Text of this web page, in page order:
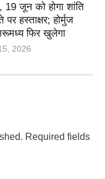
जून को होगा शांति
हस्ताक्षर; होर्मुज
फिर खुलेगा
2026
Required fields